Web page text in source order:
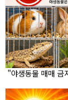
"야생동물 매매 금